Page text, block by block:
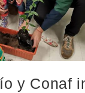
y Conaf